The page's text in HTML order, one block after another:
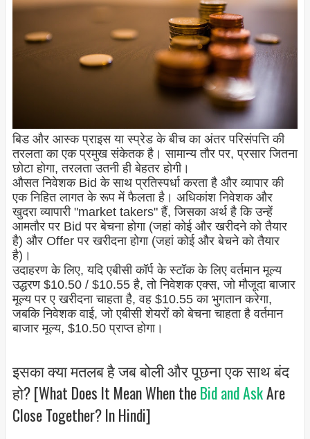
बिड और आस्क प्राइस या स्प्रेड के बीच का अंतर परिसंपत्ति की
तरलता का एक प्रमुख संकेतक है। सामान्य तौर पर, प्रसार जितना
छोटा होगा, तरलता उतनी ही बेहतर होगी।
औसत निवेशक Bid के साथ प्रतिस्पर्धा करता है और व्यापार की
एक निहित लागत के रूप में फैलता है। अधिकांश निवेशक और
खुदरा व्यापारी "market takers" हैं, जिसका अर्थ है कि उन्हें
आमतौर पर Bid पर बेचना होगा (जहां कोई और खरीदने को तैयार
है) और Offer पर खरीदना होगा (जहां कोई और बेचने को तैयार
है)।
उदाहरण के लिए, यदि एबीसी कॉर्प के स्टॉक के लिए वर्तमान मूल्य
उद्धरण $10.50 / $10.55 है, तो निवेशक एक्स, जो मौजूदा बाजार
मूल्य पर ए खरीदना चाहता है, वह $10.55 का भुगतान करेगा,
जबकि निवेशक वाई, जो एबीसी शेयरों को बेचना चाहता है वर्तमान
बाजार मूल्य, $10.50 प्राप्त होगा।
इसका क्या मतलब है जब बोली और पूछना एक साथ बंद
हो? [What Does It Mean When theBid and AskAre
Close Together? In Hindi]